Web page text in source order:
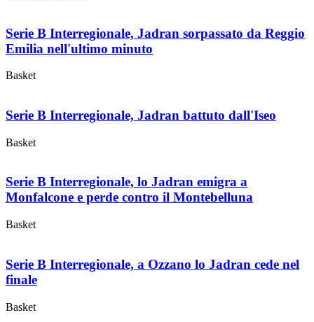
Serie B Interregionale, Jadran sorpassato da Reggio
Emilia nell'ultimo minuto
Basket
Serie B Interregionale, Jadran battuto dall'Iseo
Basket
Serie B Interregionale, lo Jadran emigra a
Monfalcone e perde contro il Montebelluna
Basket
Serie B Interregionale, a Ozzano lo Jadran cede nel
finale
Basket